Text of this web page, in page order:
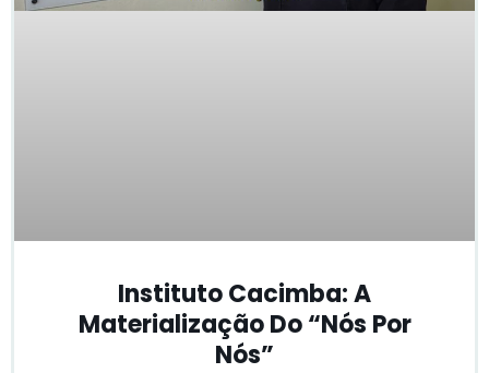
Instituto Cacimba: A
Materialização Do “nós Por
Nós”